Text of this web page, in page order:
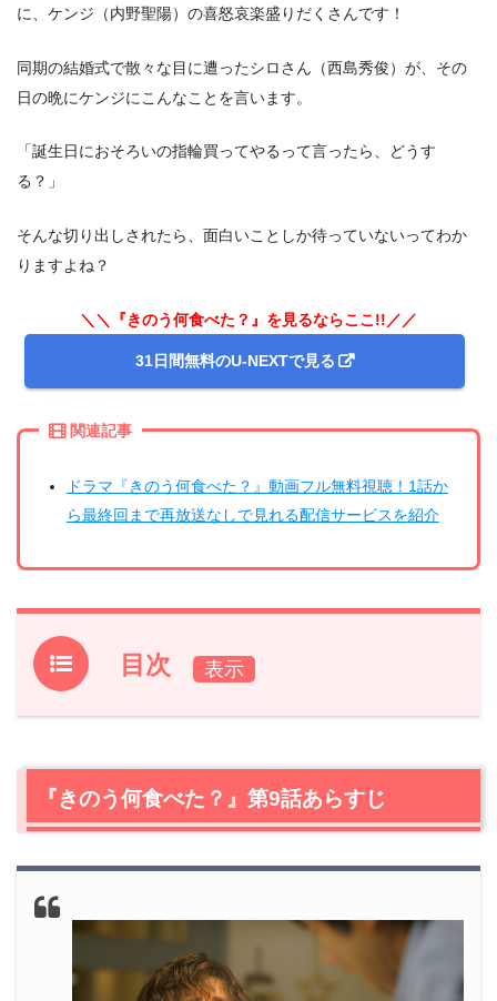
に、ケンジ（内野聖陽）の喜怒哀楽盛りだくさんです！
同期の結婚式で散々な目に遭ったシロさん（西島秀俊）が、その
日の晩にケンジにこんなことを言います。
「誕生日におそろいの指輪買ってやるって言ったら、どうす
る？」
そんな切り出しされたら、面白いことしか待っていないってわか
りますよね？
＼＼『きのう何食べた？』を見るならここ!!／／
31日間無料のU-NEXTで見る
関連記事
ドラマ『きのう何食べた？』動画フル無料視聴！1話か
ら最終回まで再放送なしで見れる配信サービスを紹介
目次
1.『きのう何食べた？』第9話あらすじ
2.1散々な夜
2.2ペアリング！欲しいに決まってます！
2.4
3. 『きのう何食べた？』第9話まとめ
『きのう何食べた？』第9話あらすじ